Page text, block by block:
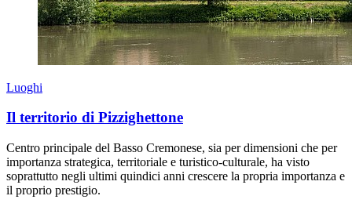
Luoghi
Il territorio di Pizzighettone
Centro principale del Basso Cremonese, sia per dimensioni che per
importanza strategica, territoriale e turistico-culturale, ha visto
soprattutto negli ultimi quindici anni crescere la propria importanza e
il proprio prestigio.